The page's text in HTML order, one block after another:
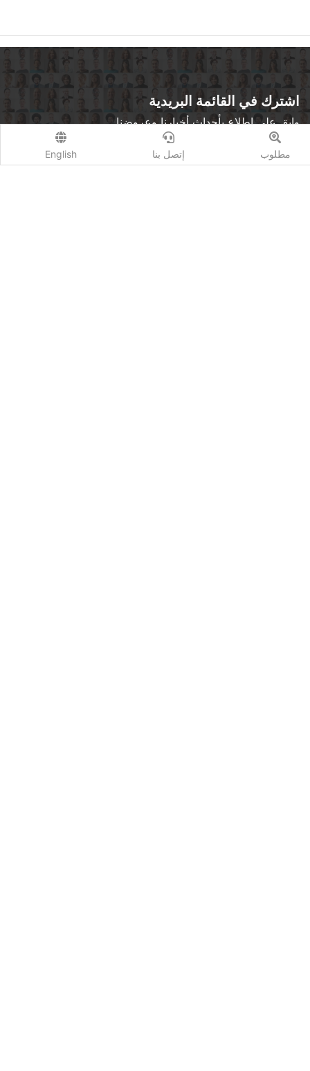
اشترك في القائمة البريدية
وابق على اطلاع بأحداث أخبارنا وعروضنا
مطلوب إتصل بنا English